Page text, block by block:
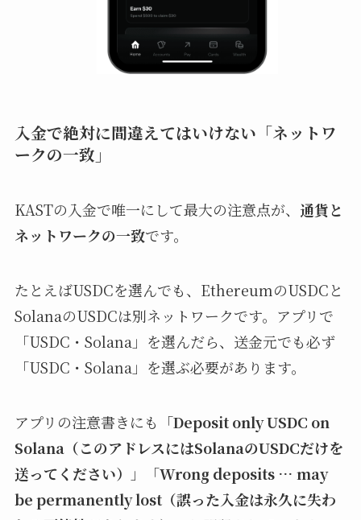
入金で絶対に間違えてはいけない「ネットワ
ークの一致」
KASTの入金で唯一にして最大の注意点が、 通貨と
ネットワークの一致です。
たとえばUSDCを選んでも、EthereumのUSDCと
SolanaのUSDCは別ネットワークです。アプリで
「USDC・Solana」を選んだら、送金元でも必ず
「USDC・Solana」を選ぶ必要があります。
アプリの注意書きにも「Deposit only USDC on
Solana（このアドレスにはSolanaのUSDCだけを
送ってください）
」「Wrong deposits … may
be permanently lost（誤った入金は永久に失わ